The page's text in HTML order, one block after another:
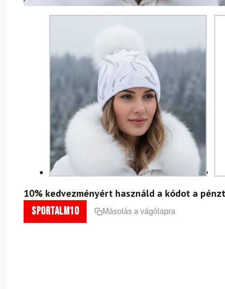
10% kedvezményért használd a kódot a
sportalm10 Másolás a vágólapra